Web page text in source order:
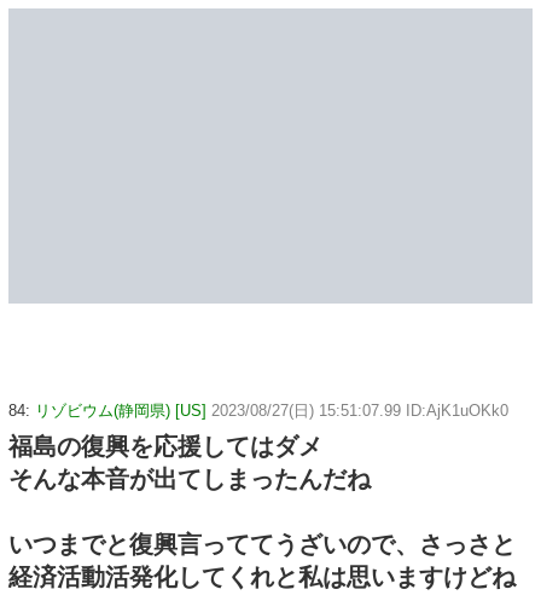
84: リゾビウム(静岡県) [US] 2023/08/27(日) 15:51:07.99 ID:AjK1uOKk0
福島の復興を応援してはダメ
そんな本音が出てしまったんだね
いつまでと復興言っててうざいので、さっさと
経済活動活発化してくれと私は思いますけどね